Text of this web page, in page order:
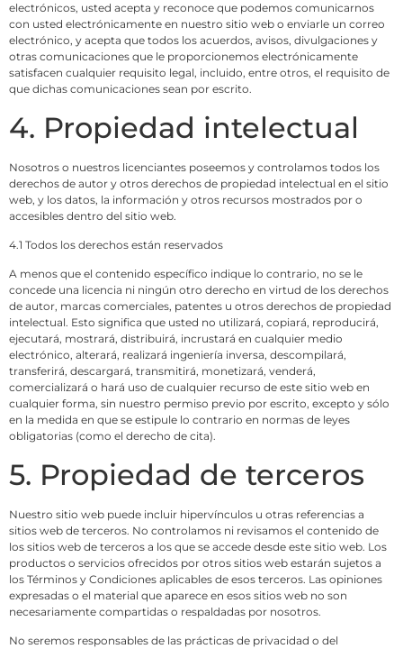
electrónicos, usted acepta y reconoce que podemos comunicarnos
con usted electrónicamente en nuestro sitio web o enviarle un correo
electrónico, y acepta que todos los acuerdos, avisos, divulgaciones y
otras comunicaciones que le proporcionemos electrónicamente
satisfacen cualquier requisito legal, incluido, entre otros, el requisito de
que dichas comunicaciones sean por escrito.
4. Propiedad intelectual
Nosotros o nuestros licenciantes poseemos y controlamos todos los
derechos de autor y otros derechos de propiedad intelectual en el sitio
web, y los datos, la información y otros recursos mostrados por o
accesibles dentro del sitio web.
4.1 Todos los derechos están reservados
A menos que el contenido específico indique lo contrario, no se le
concede una licencia ni ningún otro derecho en virtud de los derechos
de autor, marcas comerciales, patentes u otros derechos de propiedad
intelectual. Esto significa que usted no utilizará, copiará, reproducirá,
ejecutará, mostrará, distribuirá, incrustará en cualquier medio
electrónico, alterará, realizará ingeniería inversa, descompilará,
transferirá, descargará, transmitirá, monetizará, venderá,
comercializará o hará uso de cualquier recurso de este sitio web en
cualquier forma, sin nuestro permiso previo por escrito, excepto y sólo
en la medida en que se estipule lo contrario en normas de leyes
obligatorias (como el derecho de cita).
5. Propiedad de terceros
Nuestro sitio web puede incluir hipervínculos u otras referencias a
sitios web de terceros. No controlamos ni revisamos el contenido de
los sitios web de terceros a los que se accede desde este sitio web. Los
productos o servicios ofrecidos por otros sitios web estarán sujetos a
los Términos y Condiciones aplicables de esos terceros. Las opiniones
expresadas o el material que aparece en esos sitios web no son
necesariamente compartidas o respaldadas por nosotros.
No seremos responsables de las prácticas de privacidad o del